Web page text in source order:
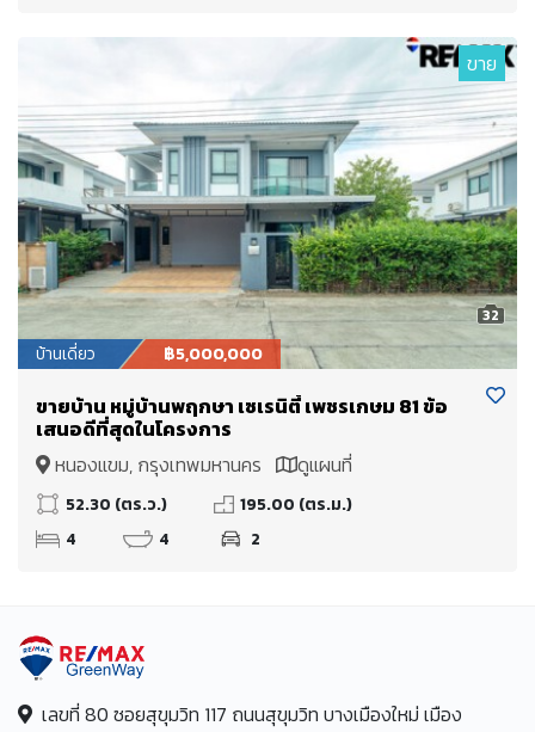
32
ขาย
บ้านเดี่ยว ฿5,000,000
ขายบ้าน หมู่บ้านพฤกษา เซเรนิตี้ เพชรเกษม 81 ข้อ
เสนอดีที่สุดในโครงการ
หนองแขม, กรุงเทพมหานคร
ดูแผนที่
52.30 (ตร.ว.)
195.00 (ตร.ม.)
4
4 2
เลขที่ 80 ซอยสุขุมวิท 117 ถนนสุขุมวิท บางเมืองใหม่ เมือง